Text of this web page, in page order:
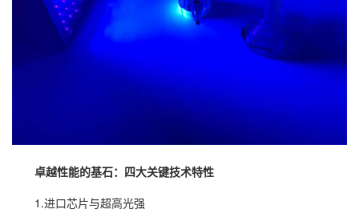
卓越性能的基石：四大关键技术特性
1.进口芯片与超高光强